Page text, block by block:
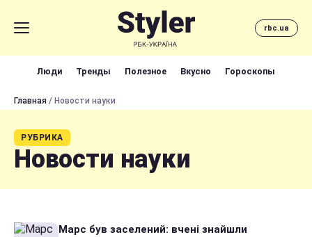
rbc.ua
Люди Тренды Полезное Вкусно Гороскопы
Главная / Новости науки
РУБРИКА
Новости науки
Марс був заселений: вчені знайшли